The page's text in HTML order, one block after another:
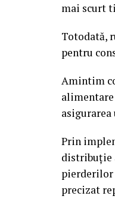
mai scurt
Totodată,
pentru
Amintim
Prin
distribuție
pierderilor
precizat